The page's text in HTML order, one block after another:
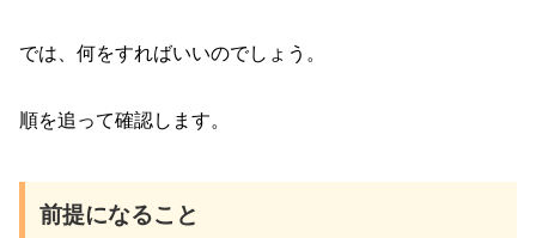
では、何をすればいいのでしょう。
順を追って確認します。
前提になること